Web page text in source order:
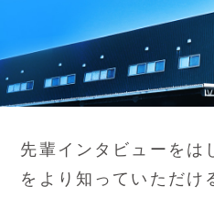
先輩インタビューをは
をより知っていただけ